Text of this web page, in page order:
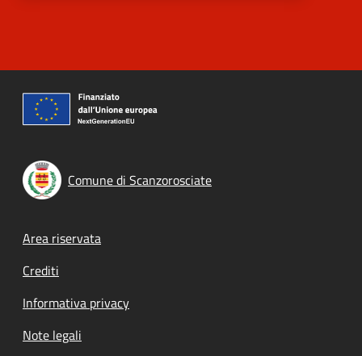
Comune di Scanzorosciate
Footer menu
Area riservata
Crediti
Informativa privacy
Note legali